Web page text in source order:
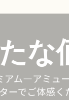
な
アム—アミュ
でご体感く